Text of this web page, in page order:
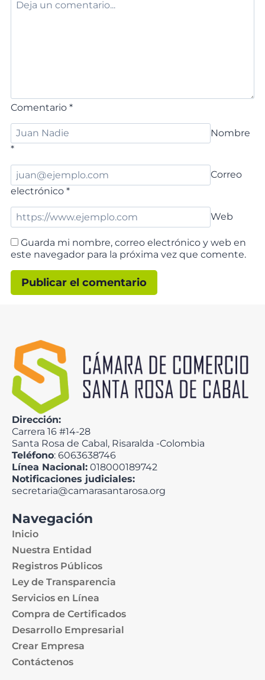
Comentario *
Nombre
*
Correo
electrónico *
Web
Guarda mi nombre, correo electrónico y web en
este navegador para la próxima vez que comente.
Dirección:
Carrera 16 #14-28
Santa Rosa de Cabal, Risaralda -Colombia
Teléfono: 6063638746
Línea Nacional: 018000189742
Notificaciones judiciales:
secretaria@camarasantarosa.org
Navegación
Inicio
Nuestra Entidad
Registros Públicos
Ley de Transparencia
Servicios en Línea
Compra de Certificados
Desarrollo Empresarial
Crear Empresa
Contáctenos